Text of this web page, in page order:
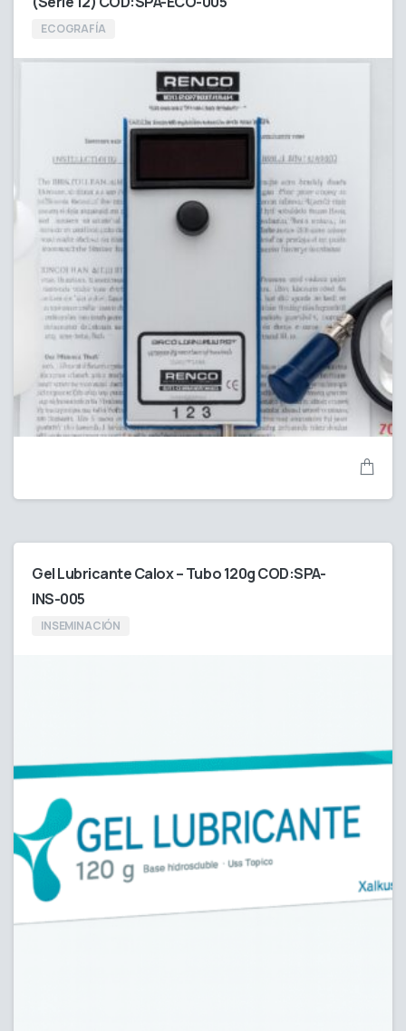
ECOGRAFÍA
Gel Lubricante Calox – Tubo 120g COD:SPA-
INS-005
INSEMINACIÓN